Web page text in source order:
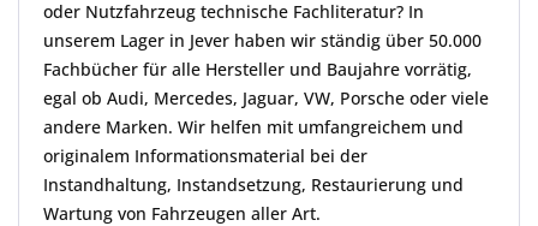
oder Nutzfahrzeug technische Fachliteratur? In
unserem Lager in Jever haben wir ständig über 50.000
Fachbücher für alle Hersteller und Baujahre vorrätig,
egal ob Audi, Mercedes, Jaguar, VW, Porsche oder viele
andere Marken. Wir helfen mit umfangreichem und
originalem Informationsmaterial bei der
Instandhaltung, Instandsetzung, Restaurierung und
Wartung von Fahrzeugen aller Art.